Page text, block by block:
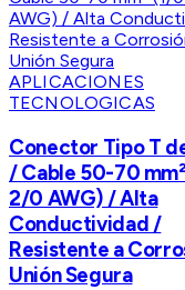
APLICACIONES
TECNOLOGICAS
Conector Tipo T
/ Cable 50-70
2/0 AWG) / Alta
Conductividad /
Resistente a
Unión Segura